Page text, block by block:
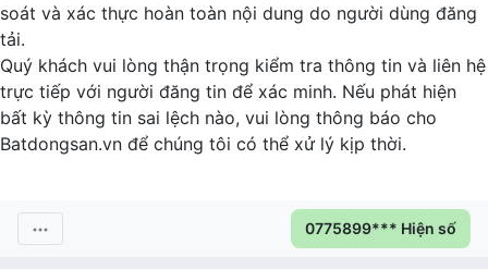
soát và xác thực hoàn toàn nội dung do người dùng đăng
tải.
Quý khách vui lòng thận trọng kiểm tra thông tin và liên hệ
trực tiếp với người đăng tin để xác minh. Nếu phát hiện
bất kỳ thông tin sai lệch nào, vui lòng thông báo cho
Batdongsan.vn để chúng tôi có thể xử lý kịp thời.
0775899*** Hiện số